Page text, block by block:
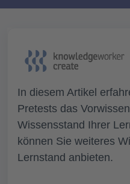
In diesem Artikel
Pretests das Vorwissen
Wissensstand Ihrer
können Sie weiteres
Lernstand anbieten.